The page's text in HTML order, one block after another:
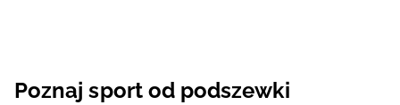
Poznaj sport od podszewki